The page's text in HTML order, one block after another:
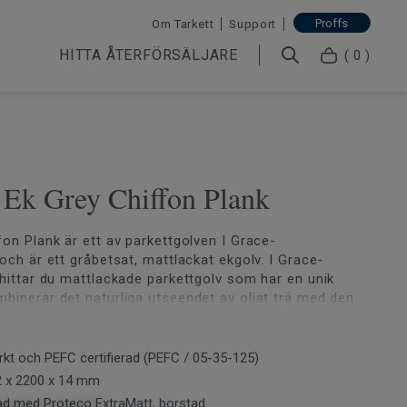
Om Tarkett Support Proffs
HITTA ÅTERFÖRSÄLJARE ( 0 )
Grey Chiffon Plank
Plank är ett av parkettgolven I Grace-
är ett gråbetsat, mattlackat ekgolv. I Grace-
du mattlackade parkettgolv som har en unik
det naturliga utseendet av oljat trä med den
av ett lackat golv. Med den nya Proteco
städbarhet, minimalt underhåll och effektivt
och fläckar. Kollektionen är även märkt
och PEFC certifierad (PEFC / 05-35-125)
x 2200 x 14 mm
med Proteco ExtraMatt, borstad